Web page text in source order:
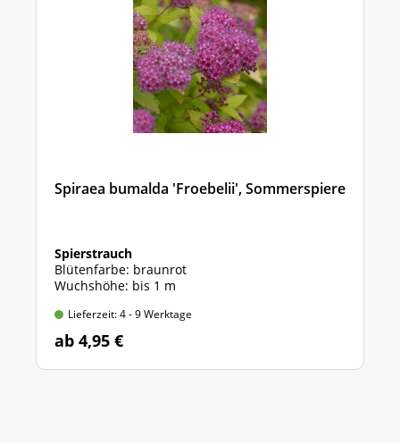
Spiraea bumalda 'Froebelii', Sommerspiere
Spierstrauch
Blütenfarbe: braunrot
Wuchshöhe: bis 1 m
Lieferzeit: 4 - 9 Werktage
ab 4,95 €